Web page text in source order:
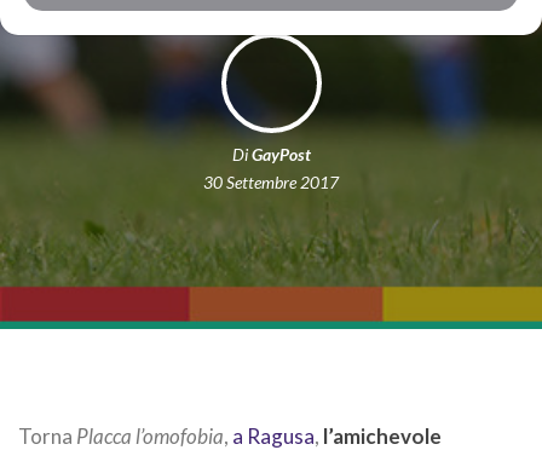
DiGayPost
30 Settembre 2017
Torna Placca l’omofobia, a Ragusa, l’amichevole